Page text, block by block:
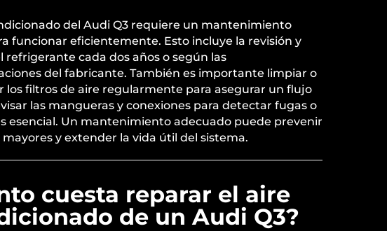
del Audi Q3 requiere un mantenimiento
funcionar eficientemente. Esto incluye la revisión y
refrigerante cada dos años o según las
del fabricante. También es importante limpiar o
los filtros de aire regularmente para asegurar un flujo
las mangueras y conexiones para detectar fugas o
esencial. Un mantenimiento adecuado puede prevenir
y extender la vida útil del sistema.
cuesta reparar el aire
de un Audi Q3?